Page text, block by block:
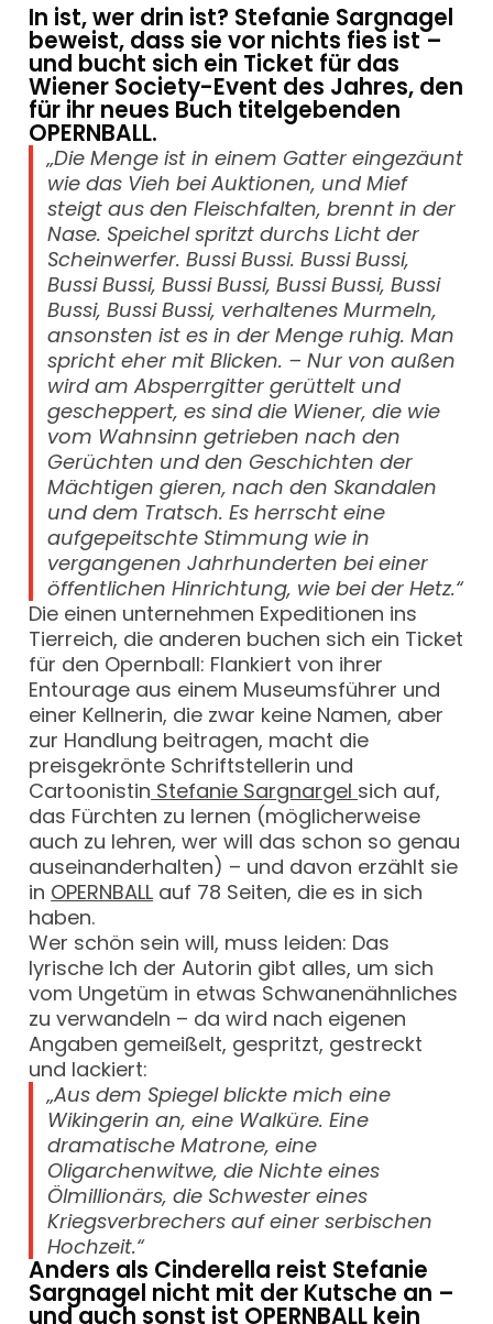
In ist, wer drin ist? Stefanie Sargnagel
beweist, dass sie vor nichts fies ist –
und bucht sich ein Ticket für das
Wiener Society-Event des Jahres, den
für ihr neues Buch titelgebenden
OPERNBALL.
„Die Menge ist in einem Gatter eingezäunt
wie das Vieh bei Auktionen, und Mief
steigt aus den Fleischfalten, brennt in der
Nase. Speichel spritzt durchs Licht der
Scheinwerfer. Bussi Bussi. Bussi Bussi,
Bussi Bussi, Bussi Bussi, Bussi Bussi, Bussi
Bussi, Bussi Bussi, verhaltenes Murmeln,
ansonsten ist es in der Menge ruhig. Man
spricht eher mit Blicken. – Nur von außen
wird am Absperrgitter gerüttelt und
gescheppert, es sind die Wiener, die wie
vom Wahnsinn getrieben nach den
Gerüchten und den Geschichten der
Mächtigen gieren, nach den Skandalen
und dem Tratsch. Es herrscht eine
aufgepeitschte Stimmung wie in
vergangenen Jahrhunderten bei einer
öffentlichen Hinrichtung, wie bei der Hetz.“
Die einen unternehmen Expeditionen ins
Tierreich, die anderen buchen sich ein Ticket
für den Opernball: Flankiert von ihrer
Entourage aus einem Museumsführer und
einer Kellnerin, die zwar keine Namen, aber
zur Handlung beitragen, macht die
preisgekrönte Schriftstellerin und
Cartoonistin Stefanie Sargnargel sich auf,
das Fürchten zu lernen (möglicherweise
auch zu lehren, wer will das schon so genau
auseinanderhalten) – und davon erzählt sie
in OPERNBALL auf 78 Seiten, die es in sich
haben.
Wer schön sein will, muss leiden: Das
lyrische Ich der Autorin gibt alles, um sich
vom Ungetüm in etwas Schwanenähnliches
zu verwandeln – da wird nach eigenen
Angaben gemeißelt, gespritzt, gestreckt
und lackiert:
„Aus dem Spiegel blickte mich eine
Wikingerin an, eine Walküre. Eine
dramatische Matrone, eine
Oligarchenwitwe, die Nichte eines
Ölmillionärs, die Schwester eines
Kriegsverbrechers auf einer serbischen
Hochzeit.“
Anders als Cinderella reist Stefanie
Sargnagel nicht mit der Kutsche an –
und auch sonst ist OPERNBALL kein